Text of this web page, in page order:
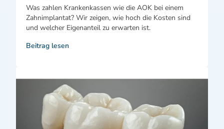
Was zahlen Krankenkassen wie die AOK bei einem
Zahnimplantat? Wir zeigen, wie hoch die Kosten sind
und welcher Eigenanteil zu erwarten ist.
Beitrag lesen